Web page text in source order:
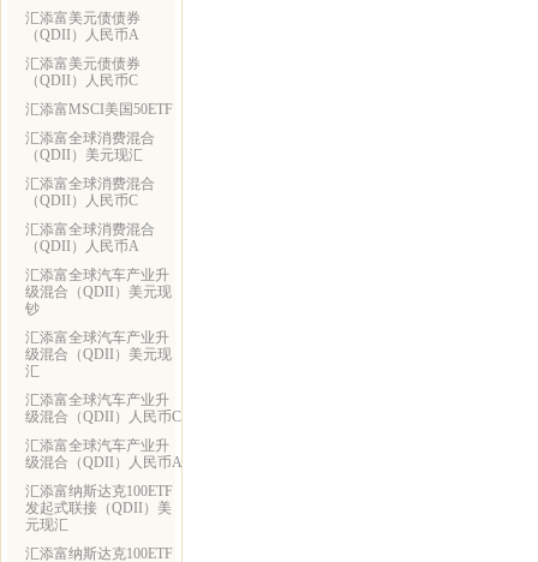
汇添富美元债债券
（QDII）人民币A
汇添富美元债债券
（QDII）人民币C
汇添富MSCI美国50ETF
汇添富全球消费混合
（QDII）美元现汇
汇添富全球消费混合
（QDII）人民币C
汇添富全球消费混合
（QDII）人民币A
汇添富全球汽车产业升
级混合（QDII）美元现
钞
汇添富全球汽车产业升
级混合（QDII）美元现
汇
汇添富全球汽车产业升
级混合（QDII）人民币C
汇添富全球汽车产业升
级混合（QDII）人民币A
汇添富纳斯达克100ETF
发起式联接（QDII）美
元现汇
汇添富纳斯达克100ETF